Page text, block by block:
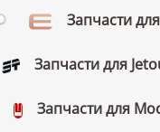
Запчасти
Запчасти для
Запчасти для